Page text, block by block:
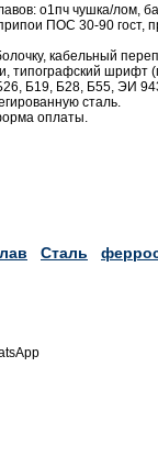
о1пч чушка/лом,
ПОС 30-90 гост,
кабельный
типографский шрифт
Б19, Б28, Б55, ЭИ
сталь.
оплаты.
Сталь